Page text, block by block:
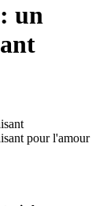
un